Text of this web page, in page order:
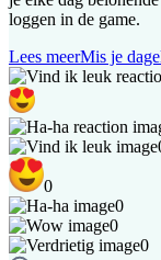
loggen in de game.
Lees meerMis je
0
0
0
0